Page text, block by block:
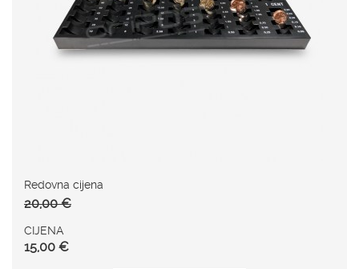
Redovna cijena
20,00 €
CIJENA
15,00 €